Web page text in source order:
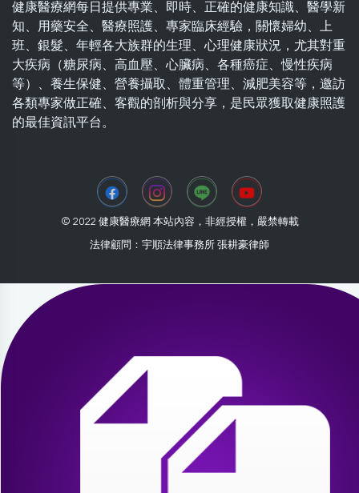
健康醫療網每日提供專業、即時、正確的健康知識、醫學新
知、用藥安全、醫療照護、專家臨床經驗，關懷婦幼、上
班、銀髮、年輕各大族群的生理、心理健康狀況，尤其對重
大疾病（糖尿病、高血壓、心臟病、各種癌症、慢性疾病
等）、養生保健、營養攝取、體重管理、減肥美容等，邀訪
各類專家做正確、客觀的剖析與分享，是民眾獲取健康照護
的最佳資訊平台。
© 2022 健康醫療網 本站內容，非經授權，嚴禁轉載
法律顧問：宇順法律事務所 張耕豪律師